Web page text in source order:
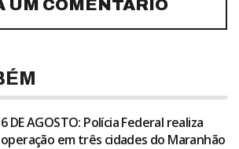
UM COMENTÁRIO
6 DE AGOSTO: Polícia Federal realiza
operação em três cidades do Maranhão